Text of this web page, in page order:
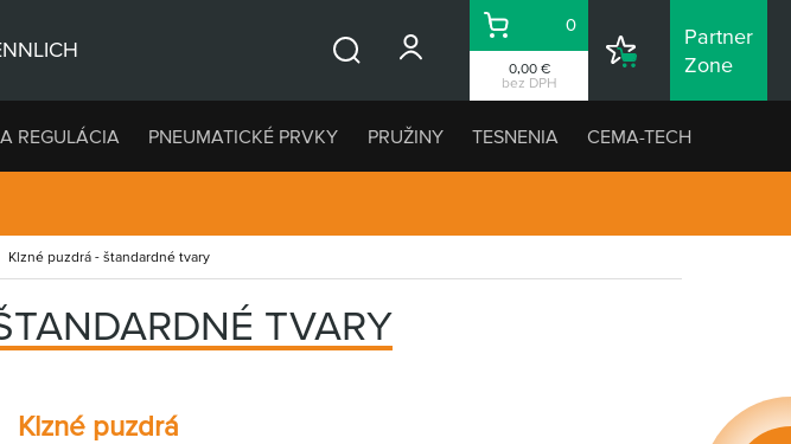
0,00 €
bez DPH
Košík
0
Nákupný
Partner
Zone
REGULÁCIA PNEUMATICKÉ PRVKY PRUŽINY TESNENIA CEMA-TECH
Klzné puzdrá - štandardné tvary
TVARY
Klzné puzdrá